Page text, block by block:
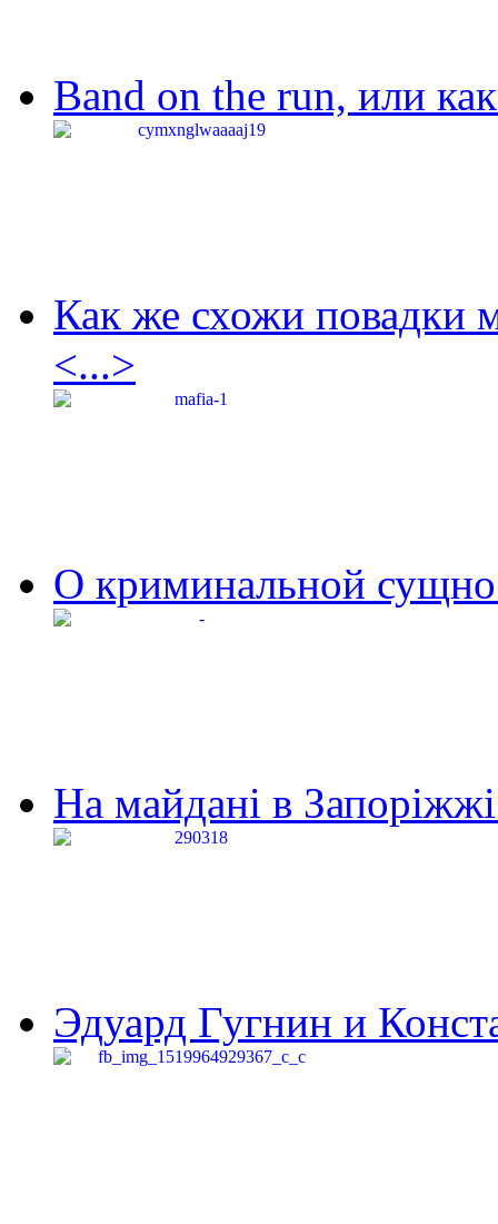
Band on the run, или
Как же схожи повадки
<...>
О криминальной
На майдані в
Эдуард Гугнин и